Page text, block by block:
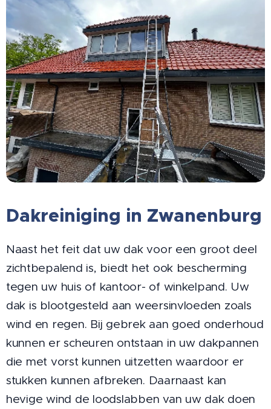
Dakreiniging in Zwanenburg
Naast het feit dat uw dak voor een groot deel
zichtbepalend is, biedt het ook bescherming
tegen uw huis of kantoor- of winkelpand. Uw
dak is blootgesteld aan weersinvloeden zoals
wind en regen. Bij gebrek aan goed onderhoud
kunnen er scheuren ontstaan in uw dakpannen
die met vorst kunnen uitzetten waardoor er
stukken kunnen afbreken. Daarnaast kan
hevige wind de loodslabben van uw dak doen